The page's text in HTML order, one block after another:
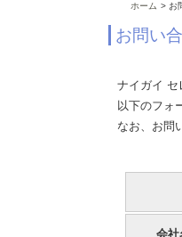
ホーム お
お問い
ナイガイ セ
以下のフォ
なお、お問
会社